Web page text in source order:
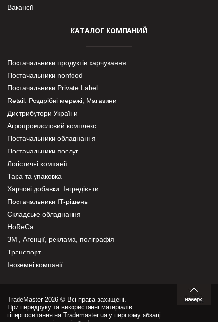
Вакансії
КАТАЛОГ КОМПАНИЙ
Постачальники продуктів харчування
Постачальники nonfood
Постачальники Private Label
Retail. Роздрібні мережі, Магазини
Дистрибутори України
Агропромисловий комплекс
Постачальники обладнання
Постачальники послуг
Логістичні компанії
Тара та упаковка
Харчові добавки. Інгредієнти.
Постачальники IT-рішень
Складське обладнання
HoReCa
ЗМІ, Агенції, реклама, поліграфія
Транспорт
Іноземні компанії
TradeMaster 2026 © Всі права захищені.
При передруку та використанні матеріалів
гіперпосилання на Trademaster.ua у першому абзаці